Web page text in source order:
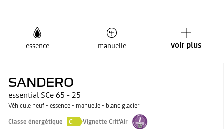
essence manuelle voir plus
SANDERO
essential SCe 65 - 25
Véhicule neuf - essence - manuelle - blanc glacier
Classe énergétique
C Vignette Crit'Air